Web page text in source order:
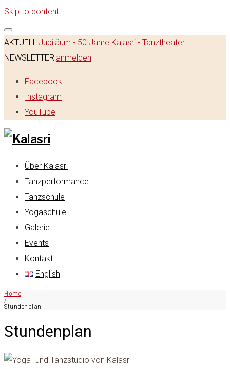
Skip to content
AKTUELL:Jubiläum - 50 Jahre Kalasri - Tanztheater
NEWSLETTER:anmelden
Facebook
Instagram
YouTube
Über Kalasri
Tanzperformance
Tanzschule
Yogaschule
Galerie
Events
Kontakt
English
Home
/
Stundenplan
Stundenplan